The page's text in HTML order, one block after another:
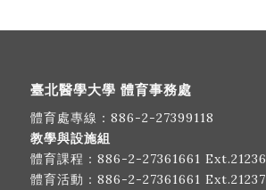
臺北醫學大學 體育事務處
體育處專線： 886-2-27399118
教學與設施組
體育課程： 886-2-27361661 Ext.21236
體育活動： 886-2-27361661 Ext.21237